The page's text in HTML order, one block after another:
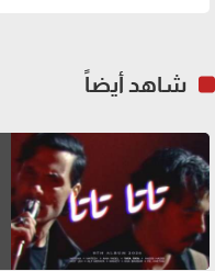
شاهد أيضاً